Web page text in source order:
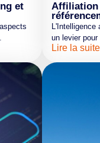
et
Affiliation
L'Intelligence
un levier
Lire la